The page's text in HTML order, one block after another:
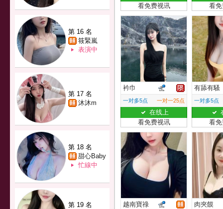
第 16 名
筱緊嵐
表演中
第 17 名
沐沐m
第 18 名
甜心Baby
忙線中
第 19 名
看免费视讯
看
衿巾
一对多5点 一对一25点
在线上
看免费视讯
有舔有騷
一对多5点
看
越南寶祿 肉夾饃